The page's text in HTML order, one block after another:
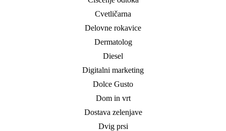
Cvetličarna
Delovne rokavice
Dermatolog
Diesel
Digitalni marketing
Dolce Gusto
Dom in vrt
Dostava zelenjave
Dvig prsi